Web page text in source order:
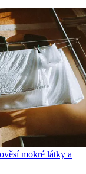
mokré látky a